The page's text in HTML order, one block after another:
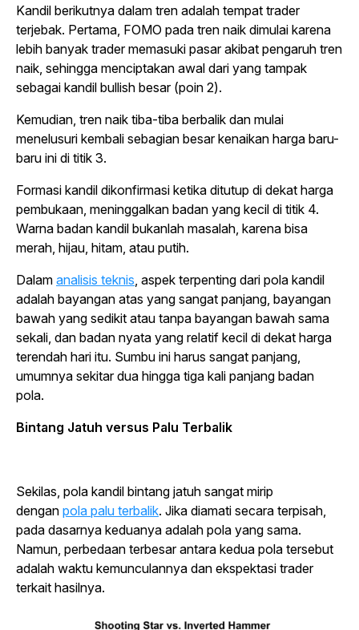
Kandil berikutnya dalam tren adalah tempat trader
terjebak. Pertama, FOMO pada tren naik dimulai karena
lebih banyak trader memasuki pasar akibat pengaruh tren
naik, sehingga menciptakan awal dari yang tampak
sebagai kandil bullish besar (poin 2).
Kemudian, tren naik tiba-tiba berbalik dan mulai
menelusuri kembali sebagian besar kenaikan harga baru-
baru ini di titik 3.
Formasi kandil dikonfirmasi ketika ditutup di dekat harga
pembukaan, meninggalkan badan yang kecil di titik 4.
Warna badan kandil bukanlah masalah, karena bisa
merah, hijau, hitam, atau putih.
Dalam analisis teknis , aspek terpenting dari pola kandil
adalah bayangan atas yang sangat panjang, bayangan
bawah yang sedikit atau tanpa bayangan bawah sama
sekali, dan badan nyata yang relatif kecil di dekat harga
terendah hari itu. Sumbu ini harus sangat panjang,
umumnya sekitar dua hingga tiga kali panjang badan
pola.
Bintang Jatuh versus Palu Terbalik
Sekilas, pola kandil bintang jatuh sangat mirip
dengan pola palu terbalik. Jika diamati secara terpisah,
pada dasarnya keduanya adalah pola yang sama.
Namun, perbedaan terbesar antara kedua pola tersebut
adalah waktu kemunculannya dan ekspektasi trader
terkait hasilnya.